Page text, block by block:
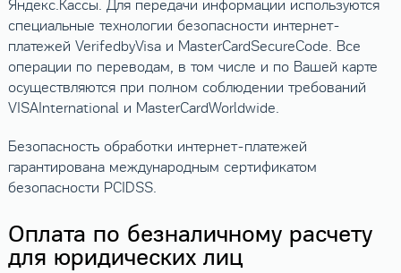
Яндекс.Кассы. Для передачи информации используются
специальные технологии безопасности интернет-
платежей VerifedbyVisa и MasterCardSecureCode. Все
операции по переводам, в том числе и по Вашей карте
осуществляются при полном соблюдении требований
VISAInternational и MasterCardWorldwide.
Безопасность обработки интернет-платежей
гарантирована международным сертификатом
безопасности PCIDSS.
Оплата по безналичному расчету
для юридических лиц